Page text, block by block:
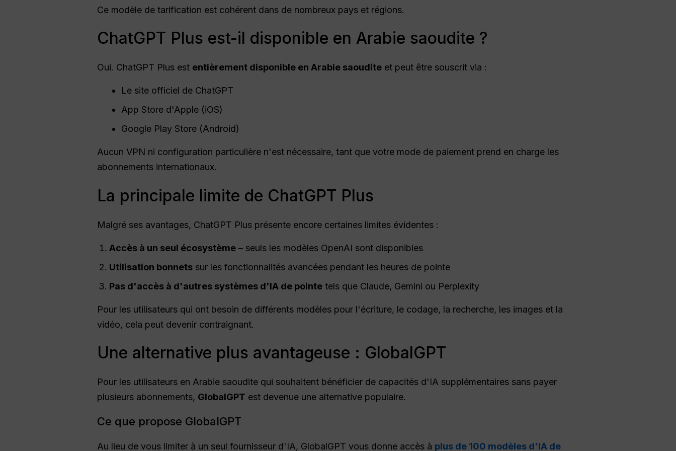
Ce modèle de tarification est cohérent dans de nombreux pays et régions.
ChatGPT Plus est-il disponible en Arabie saoudite ?
Oui. ChatGPT Plus est entièrement disponible en Arabie saoudite et peut être souscrit via :
Le site officiel de ChatGPT
App Store d'Apple (iOS)
Google Play Store (Android)
Aucun VPN ni configuration particulière n'est nécessaire, tant que votre mode de paiement prend en charge les
abonnements internationaux.
La principale limite de ChatGPT Plus
Malgré ses avantages, ChatGPT Plus présente encore certaines limites évidentes :
Accès à un seul écosystème – seuls les modèles OpenAI sont disponibles
Utilisation bonnets sur les fonctionnalités avancées pendant les heures de pointe
Pas d'accès à d'autres systèmes d'IA de pointe tels que Claude, Gemini ou Perplexity
Pour les utilisateurs qui ont besoin de différents modèles pour l'écriture, le codage, la recherche, les images et la
vidéo, cela peut devenir contraignant.
Une alternative plus avantageuse : GlobalGPT
Pour les utilisateurs en Arabie saoudite qui souhaitent bénéficier de capacités d'IA supplémentaires sans payer
plusieurs abonnements, GlobalGPT est devenue une alternative populaire.
Ce que propose GlobalGPT
Au lieu de vous limiter à un seul fournisseur d'IA, GlobalGPT vous donne accès à plus de 100 modèles d'IA de